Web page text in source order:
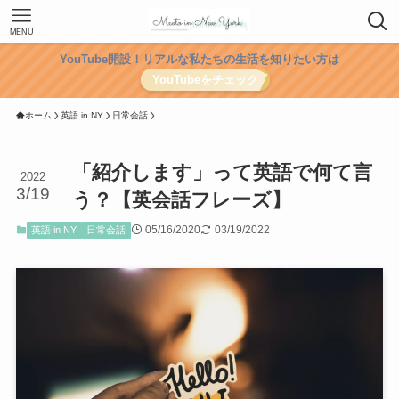
MENU
YouTube開設！リアルな私たちの生活を知りたい方は
YouTubeをチェック
ホーム 英語 in NY 日常会話
「紹介します」って英語で何て言
う？【英会話フレーズ】
2022
3/19
英語 in NY 日常会話 05/16/2020 03/19/2022